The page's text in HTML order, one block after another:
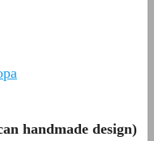
handmade design)